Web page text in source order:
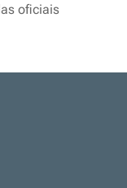
oficiais